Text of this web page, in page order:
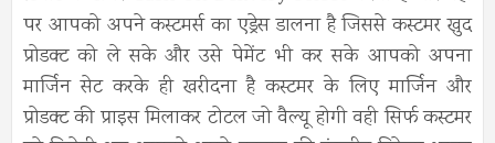
पर आपको अपने कस्टमर्स का एड्रेस डालना है जिससे कस्टमर खुद
प्रोडक्ट को ले सके और उसे पेमेंट भी कर सके आपको अपना
मार्जिन सेट करके ही खरीदना है कस्टमर के लिए मार्जिन और
प्रोडक्ट की प्राइस मिलाकर टोटल जो वैल्यू होगी वही सिर्फ कस्टमर